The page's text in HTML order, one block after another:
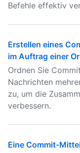
Befehle effektiv
Erstellen eines
im Auftrag einer
Ordnen Sie
Nachrichten
zu, um die
verbessern.
Eine Commit-